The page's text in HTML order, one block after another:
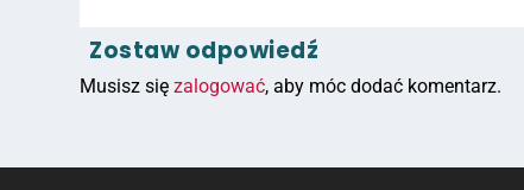
Zostaw odpowiedź
Musisz sięzalogować, aby móc dodać komentarz.